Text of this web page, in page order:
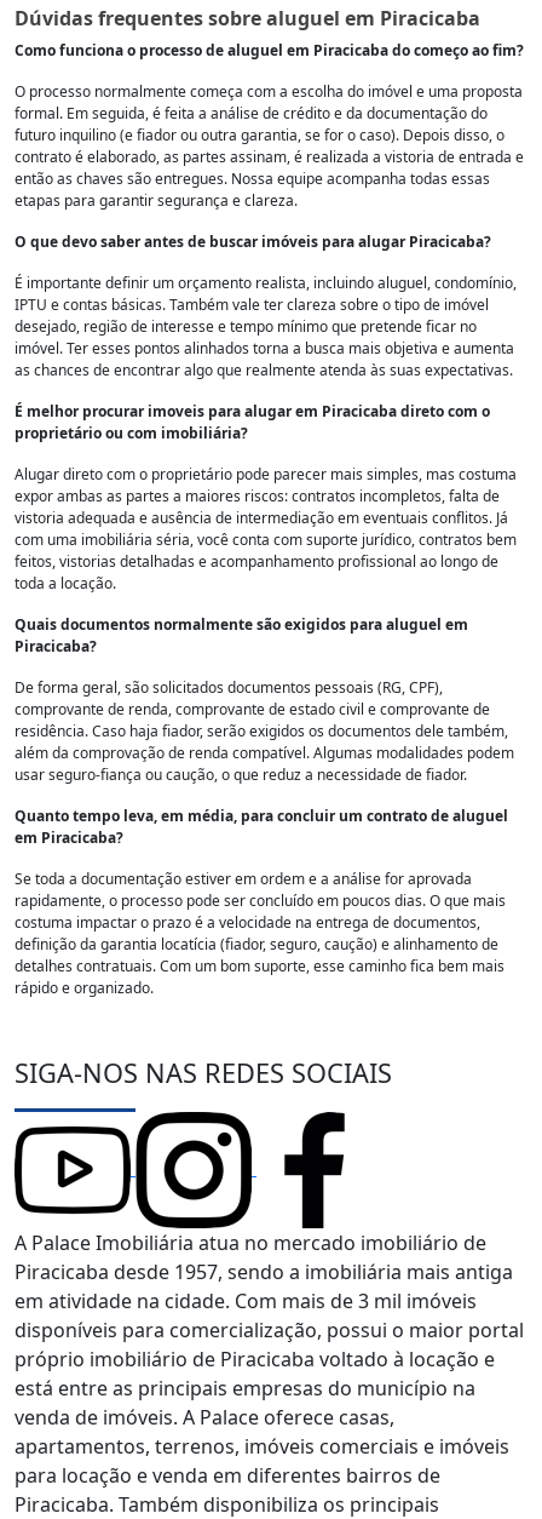
Dúvidas frequentes sobre aluguel em Piracicaba
Como funciona o processo de aluguel em Piracicaba do começo ao fim?
O processo normalmente começa com a escolha do imóvel e uma proposta
formal. Em seguida, é feita a análise de crédito e da documentação do
futuro inquilino (e fiador ou outra garantia, se for o caso). Depois disso, o
contrato é elaborado, as partes assinam, é realizada a vistoria de entrada e
então as chaves são entregues. Nossa equipe acompanha todas essas
etapas para garantir segurança e clareza.
O que devo saber antes de buscar imóveis para alugar Piracicaba?
É importante definir um orçamento realista, incluindo aluguel, condomínio,
IPTU e contas básicas. Também vale ter clareza sobre o tipo de imóvel
desejado, região de interesse e tempo mínimo que pretende ficar no
imóvel. Ter esses pontos alinhados torna a busca mais objetiva e aumenta
as chances de encontrar algo que realmente atenda às suas expectativas.
É melhor procurar imoveis para alugar em Piracicaba direto com o
proprietário ou com imobiliária?
Alugar direto com o proprietário pode parecer mais simples, mas costuma
expor ambas as partes a maiores riscos: contratos incompletos, falta de
vistoria adequada e ausência de intermediação em eventuais conflitos. Já
com uma imobiliária séria, você conta com suporte jurídico, contratos bem
feitos, vistorias detalhadas e acompanhamento profissional ao longo de
toda a locação.
Quais documentos normalmente são exigidos para aluguel em
Piracicaba?
De forma geral, são solicitados documentos pessoais (RG, CPF),
comprovante de renda, comprovante de estado civil e comprovante de
residência. Caso haja fiador, serão exigidos os documentos dele também,
além da comprovação de renda compatível. Algumas modalidades podem
usar seguro-fiança ou caução, o que reduz a necessidade de fiador.
Quanto tempo leva, em média, para concluir um contrato de aluguel
em Piracicaba?
Se toda a documentação estiver em ordem e a análise for aprovada
rapidamente, o processo pode ser concluído em poucos dias. O que mais
costuma impactar o prazo é a velocidade na entrega de documentos,
definição da garantia locatícia (fiador, seguro, caução) e alinhamento de
detalhes contratuais. Com um bom suporte, esse caminho fica bem mais
rápido e organizado.
SIGA-NOS NAS REDES SOCIAIS
A Palace Imobiliária atua no mercado imobiliário de
Piracicaba desde 1957, sendo a imobiliária mais antiga
em atividade na cidade. Com mais de 3 mil imóveis
disponíveis para comercialização, possui o maior portal
próprio imobiliário de Piracicaba voltado à locação e
está entre as principais empresas do município na
venda de imóveis. A Palace oferece casas,
apartamentos, terrenos, imóveis comerciais e imóveis
para locação e venda em diferentes bairros de
Piracicaba. Também disponibiliza os principais